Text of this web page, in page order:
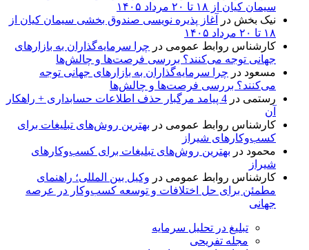
سیمان کیان از ۱۸ تا ۲۰ مرداد ۱۴۰۵
نیک بخش در
آغاز پذیره نویسی صندوق بخشی سیمان کیان از
۱۸ تا ۲۰ مرداد ۱۴۰۵
کارشناس روابط عمومی در چرا سرمایه‌گذاران به بازارهای
جهانی توجه می‌کنند؟ بررسی فرصت‌ها و چالش‌ها
مسعود در چرا سرمایه‌گذاران به بازارهای جهانی توجه
می‌کنند؟ بررسی فرصت‌ها و چالش‌ها
رستمی در
4 پیامد مرگبار حذف اطلاعات حسابداری + راهکار
آن
کارشناس روابط عمومی در بهترین روش‌های تبلیغات برای
کسب‌وکارهای شیراز
محمود در بهترین روش‌های تبلیغات برای کسب‌وکارهای
شیراز
کارشناس روابط عمومی در وکیل بین المللی؛ راهنمای
مطمئن برای حل اختلافات و توسعه کسب‌وکار در عرصه
جهانی
تبلیغ در تحلیل سرمایه
مجله تفریحی